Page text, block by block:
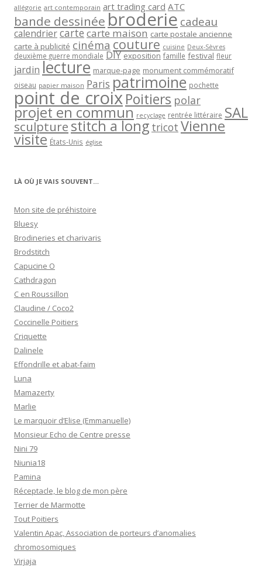
allégorie art contemporain art trading card ATC
bande dessinée broderie cadeau
calendriercartecarte maison carte postale ancienne
carte à publicité cinéma couture cuisine Deux-Sèvres
deuxième guerre mondiale DIY exposition famille festival fleur
jardin lecture marque-page monument commémoratif
oiseau papier maison Paris patrimoine pochette
point de croixPoitiers polar
projet en commun recyclage rentrée littéraire SAL
sculpturestitch a long tricot Vienne
visite États-Unis église
LÀ OÙ JE VAIS SOUVENT…
Mon site de préhistoire
Bluesy
Brodineries et charivaris
Brodstitch
Capucine O
Cathdragon
C en Roussillon
Claudine / Coco2
Coccinelle Poitiers
Criquette
Dalinele
Effondrille et abat-faim
Luna
Mamazerty
Marlie
Le marquoir d’Elise (Emmanuelle)
Monsieur Echo de Centre presse
Nini 79
Niunia18
Pamina
Réceptacle, le blog de mon père
Terrier de Marmotte
Tout Poitiers
Valentin Apac, Association de porteurs d’anomalies
chromosomiques
Virjaja